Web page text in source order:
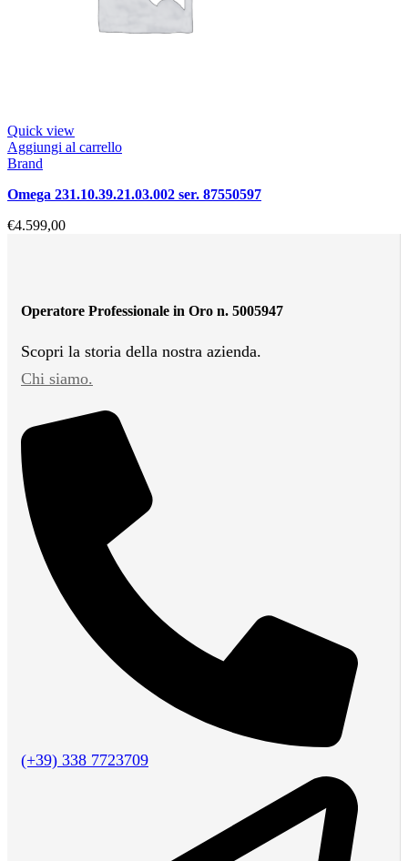
Quick view
Aggiungi al carrello
Brand
omega 231.10.39.21.03.002 ser. 87550597
€4.599,00
Operatore Professionale in Oro n. 5005947
Scopri la storia della nostra azienda.
Chi siamo.
(+39) 338 7723709